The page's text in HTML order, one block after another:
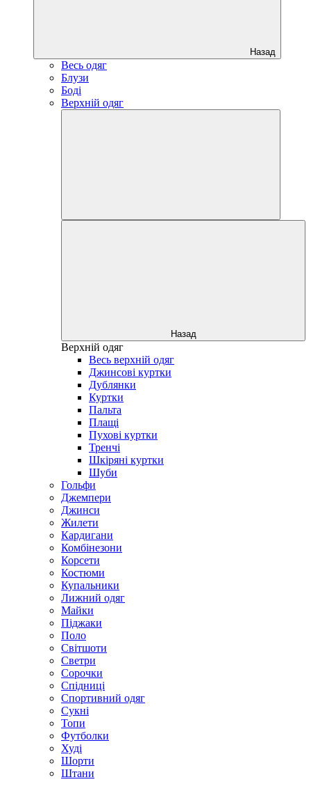
Назад
Весь одяг
Блузи
Боді
Верхній одяг
Назад
Верхній одяг
Весь верхній одяг
Джинсові куртки
Дублянки
Куртки
Пальта
Плащі
Пухові куртки
Тренчі
Шкіряні куртки
Шуби
Гольфи
Джемпери
Джинси
Жилети
Кардигани
Комбінезони
Корсети
Костюми
Купальники
Лижний одяг
Майки
Піджаки
Поло
Світшоти
Светри
Сорочки
Спідниці
Спортивний одяг
Сукні
Топи
Футболки
Худі
Шорти
Штани